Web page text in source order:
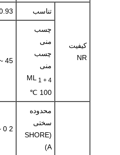
کیفیت
NR
تناسب
چسب
منی
چسب
منی
ML
1 + 4
100 ℃
45 ~ 150
محدوده
سختی
(SHORE
A)
2 0 ~ 100